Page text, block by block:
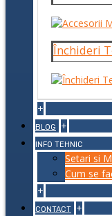
Închideri
+
BLOG +
INFO TEHNIC
Setari si
Cum se
+
CONTACT +